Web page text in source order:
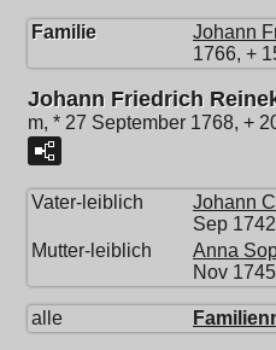
Familie Johann
1766, +
Johann Friedrich
m, * 27 September 1768, +
Vater-leiblich Johann
Sep
Mutter-leiblich
Anna
Nov
alle